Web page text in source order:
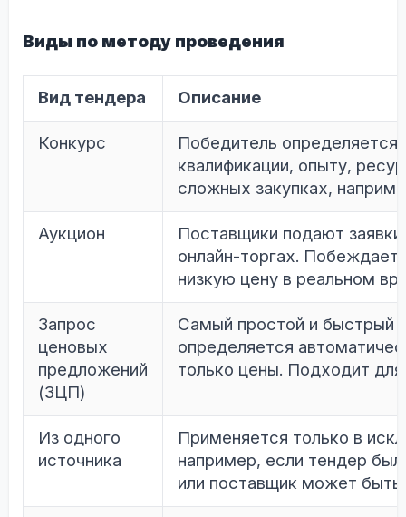
Виды по методу проведения
Вид тендера Описание
Конкурс
Победитель определяется
квалификации, опыту,
сложных закупках,
Аукцион
Поставщики подают
онлайн-торгах.
низкую цену в реальном
Запрос
ценовых
предложений
(ЗЦП)
Самый простой и быстрый
определяется
только цены. Подходит
Из одного
источника
Применяется только в
например, если тендер
или поставщик может быть